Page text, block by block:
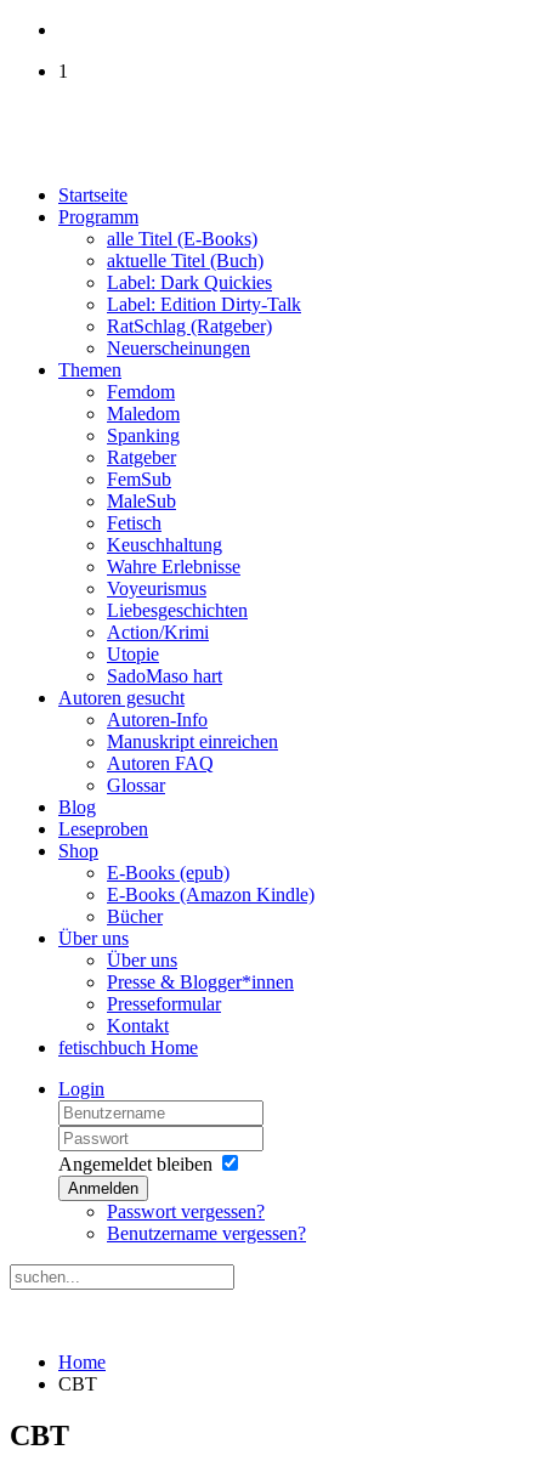
1
Startseite
Programm
alle Titel (E-Books)
aktuelle Titel (Buch)
Label: Dark Quickies
Label: Edition Dirty-Talk
RatSchlag (Ratgeber)
Neuerscheinungen
Themen
Femdom
Maledom
Spanking
Ratgeber
FemSub
MaleSub
Fetisch
Keuschhaltung
Wahre Erlebnisse
Voyeurismus
Liebesgeschichten
Action/Krimi
Utopie
SadoMaso hart
Autoren gesucht
Autoren-Info
Manuskript einreichen
Autoren FAQ
Glossar
Blog
Leseproben
Shop
E-Books (epub)
E-Books (Amazon Kindle)
Bücher
Über uns
Über uns
Presse & Blogger*innen
Presseformular
Kontakt
fetischbuch Home
Login
Angemeldet bleiben
Anmelden
Passwort vergessen?
Benutzername vergessen?
Home
CBT
CBT